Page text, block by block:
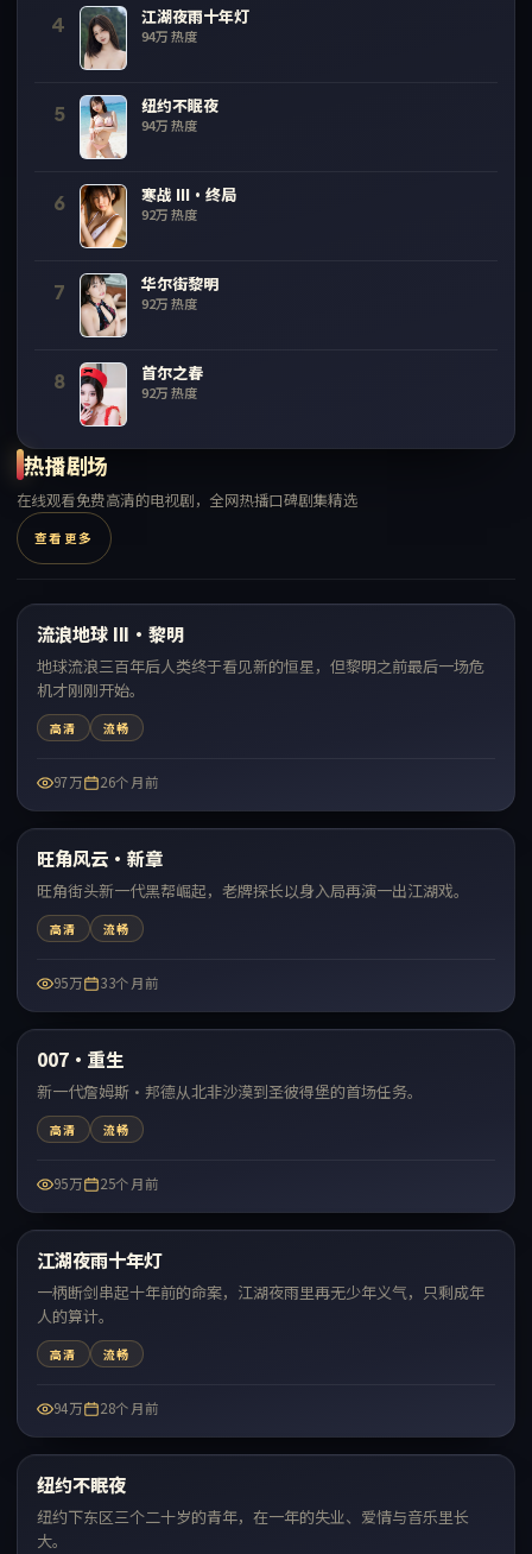
4 江湖夜雨十年灯
94万热度
5 纽约不眠夜
94万热度
6 寒战 III·终局
92万热度
7 华尔街黎明
92万热度
8 首尔之春
92万热度
热播剧场
在线观看免费高清的电视剧，全网热播口碑剧集精选
查看更多
热门
流浪地球 III·黎明
地球流浪三百年后人类终于看见新的恒星，但黎明之前最后一场危
机才刚刚开始。
高清 流畅
97万 26个月前
热门
旺角风云·新章
旺角街头新一代黑帮崛起，老牌探长以身入局再演一出江湖戏。
高清 流畅
95万 33个月前
热门
007·重生
新一代詹姆斯·邦德从北非沙漠到圣彼得堡的首场任务。
高清 流畅
95万 25个月前
热门
江湖夜雨十年灯
一柄断剑串起十年前的命案，江湖夜雨里再无少年义气，只剩成年
人的算计。
高清 流畅
94万 28个月前
热门
纽约不眠夜
纽约下东区三个二十岁的青年，在一年的失业、爱情与音乐里长
大。